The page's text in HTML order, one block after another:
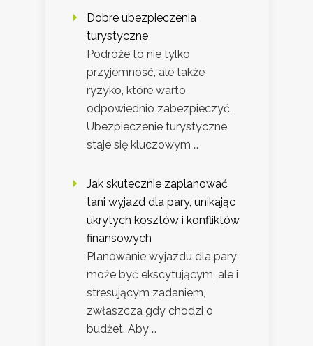
Dobre ubezpieczenia
turystyczne
Podróże to nie tylko
przyjemność, ale także
ryzyko, które warto
odpowiednio zabezpieczyć.
Ubezpieczenie turystyczne
staje się kluczowym …
Jak skutecznie zaplanować
tani wyjazd dla pary, unikając
ukrytych kosztów i konfliktów
finansowych
Planowanie wyjazdu dla pary
może być ekscytującym, ale i
stresującym zadaniem,
zwłaszcza gdy chodzi o
budżet. Aby …